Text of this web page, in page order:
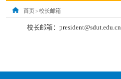
首页>校长邮箱
校长邮箱：president@sdut.edu.cn